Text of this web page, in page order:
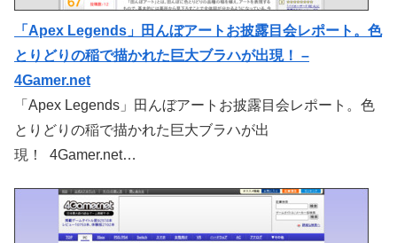
「Apex Legends」田んぼアートお披露目会レポート。色
とりどりの稲で描かれた巨大ブラハが出現！ –
4Gamer.net
「Apex Legends」田んぼアートお披露目会レポート。色
とりどりの稲で描かれた巨大ブラハが出
現！ 4Gamer.net…